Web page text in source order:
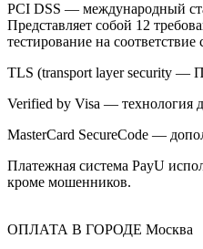
PCI DSS — международный
Представляет собой 12
тестирование на соответствие
TLS (transport layer security —
Verified by Visa — технология
MasterCard SecureCode —
Платежная система PayU
кроме мошенников.
ОПЛАТА В ГОРОДЕ Москва